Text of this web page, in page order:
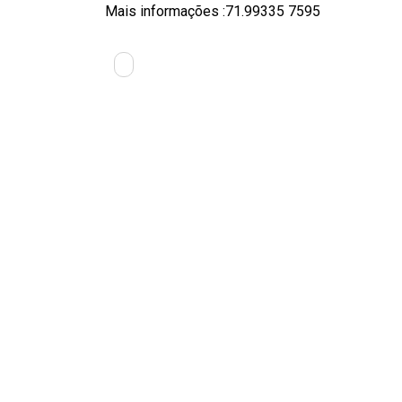
Mais informações :71.99335 7595